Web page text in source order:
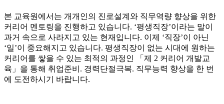
본 교육원에서는 개개인의 진로설계와 직무역량 향상을 위한
커리어 멘토링을 진행하고 있습니다. ‘평생직장’이라는 말이
과거 속으로 사라지고 있는 현재입니다. 이제 ‘직장’이 아닌
‘일’이 중요해지고 있습니다. 평생직장이 없는 시대에 원하는
커리어를 쌓을 수 있는 최적의 과정인 「제 2 커리어 개발교
육」을 통해 취업준비. 경력단절극복. 직무능력 향상을 한 번
에 도전하시기 바랍니다.